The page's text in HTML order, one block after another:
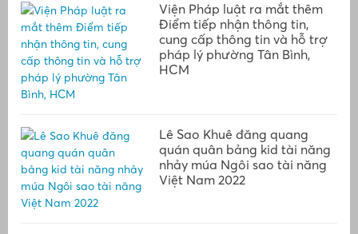
Viện Pháp luật ra mắt thêm
Điểm tiếp nhận thông tin,
cung cấp thông tin và hỗ trợ
pháp lý phường Tân Bình,
HCM
Lê Sao Khuê đăng quang
quán quân bảng kid tài năng
nhảy múa Ngôi sao tài năng
Việt Nam 2022